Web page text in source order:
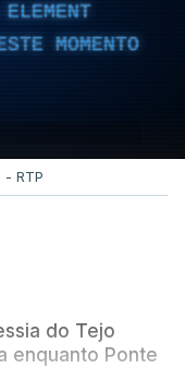
MOMENTO
- RTP
do Tejo
enquanto Ponte